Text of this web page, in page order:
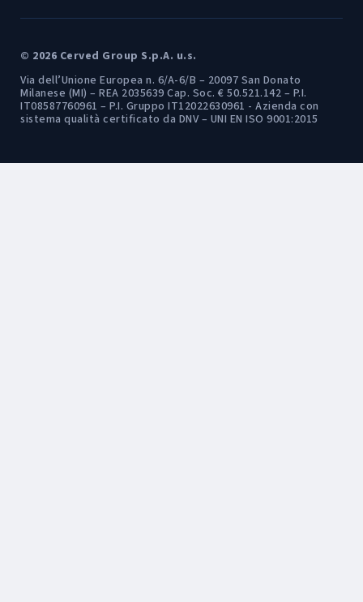
© 2026 Cerved Group S.p.A. u.s.
Via dell’Unione Europea n. 6/A-6/B – 20097 San Donato
Milanese (MI) – REA 2035639 Cap. Soc. € 50.521.142 – P.I.
IT08587760961 – P.I. Gruppo IT12022630961 - Azienda con
sistema qualità certificato da DNV – UNI EN ISO 9001:2015